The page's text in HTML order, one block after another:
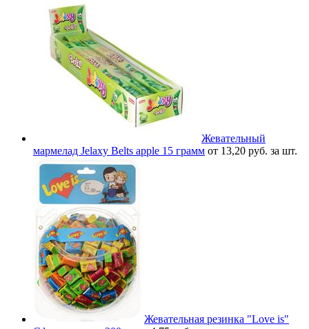
Жевательный
мармелад Jelaxy Belts apple 15 грамм от 13,20 руб. за шт.
Жевательная резинка "Love is"